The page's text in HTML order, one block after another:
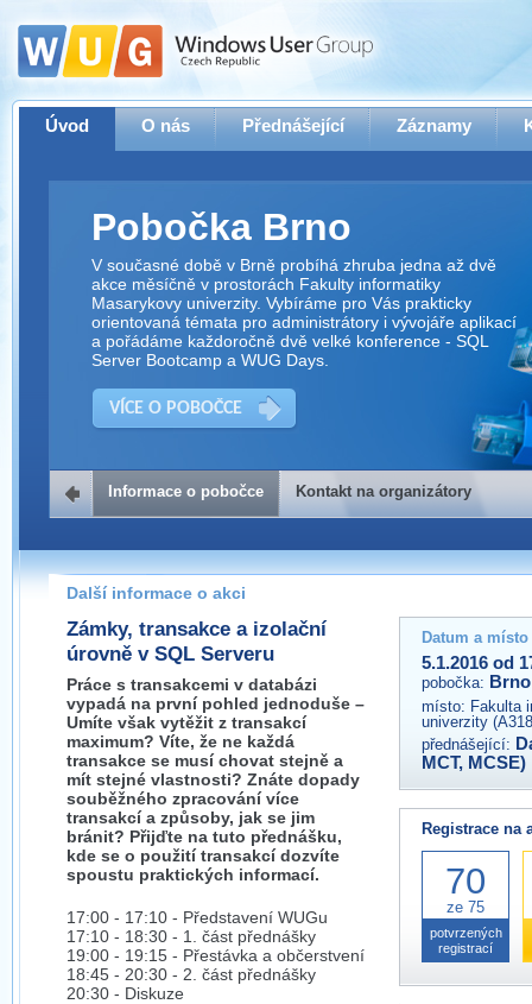
Úvod O nás Přednášející Záznamy
Pobočka Brno
V současné době v Brně probíhá zhruba jedna až dvě
akce měsíčně v prostorách Fakulty informatiky
Masarykovy univerzity. Vybíráme pro Vás prakticky
orientovaná témata pro administrátory i vývojáře aplikací
a pořádáme každoročně dvě velké konference - SQL
Server Bootcamp a WUG Days.
VÍCE O POBOČCE
Kontakt na organizátory
Pokud máte jakýkoliv dotaz na organizátory této akce,
prosím neváhejte nás kontaktovat na e-mailu:
brno@wug.cz
Informace o pobočce Kontakt na organizátory
Další informace o akci
Zámky, transakce a izolační
úrovně v SQL Serveru
Práce s transakcemi v databázi
vypadá na první pohled jednoduše –
Umíte však vytěžit z transakcí
maximum? Víte, že ne každá
transakce se musí chovat stejně a
mít stejné vlastnosti? Znáte dopady
souběžného zpracování více
transakcí a způsoby, jak se jim
bránit? Přijďte na tuto přednášku,
kde se o použití transakcí dozvíte
spoustu praktických informací.
17:00 - 17:10 - Představení WUGu
17:10 - 18:30 - 1. část přednášky
19:00 - 19:15 - Přestávka a občerstvení
18:45 - 20:30 - 2. část přednášky
20:30 - Diskuze
Datum a
5.1.2016 od
pobočka: Brno
místo: Fakulta
univerzity
přednášející:
MCT, MCSE)
Registrace na
70
ze 75
potvrzených
registrací